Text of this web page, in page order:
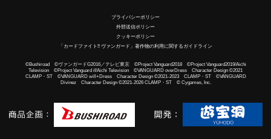
プライバシーポリシー
外部送信ポリシー
クッキーポリシー
「カードファイト!! ヴァンガード」著作物の利用に関するガイドライン
©Bushiroad ©ヴァンガードG2016／テレビ東京 ©Project Vanguard2018 ©Project Vanguard2019/Aichi
Television ©Project Vanguard if/Aichi Television ©VANGUARD overDress Character Design ©2021
CLAMP・ST ©VANGUARD will+Dress Character Design ©2021-2023 CLAMP・ST ©VANGUARD
Divinez Character Design ©2021-2026 CLAMP・ST © Cygames, Inc.